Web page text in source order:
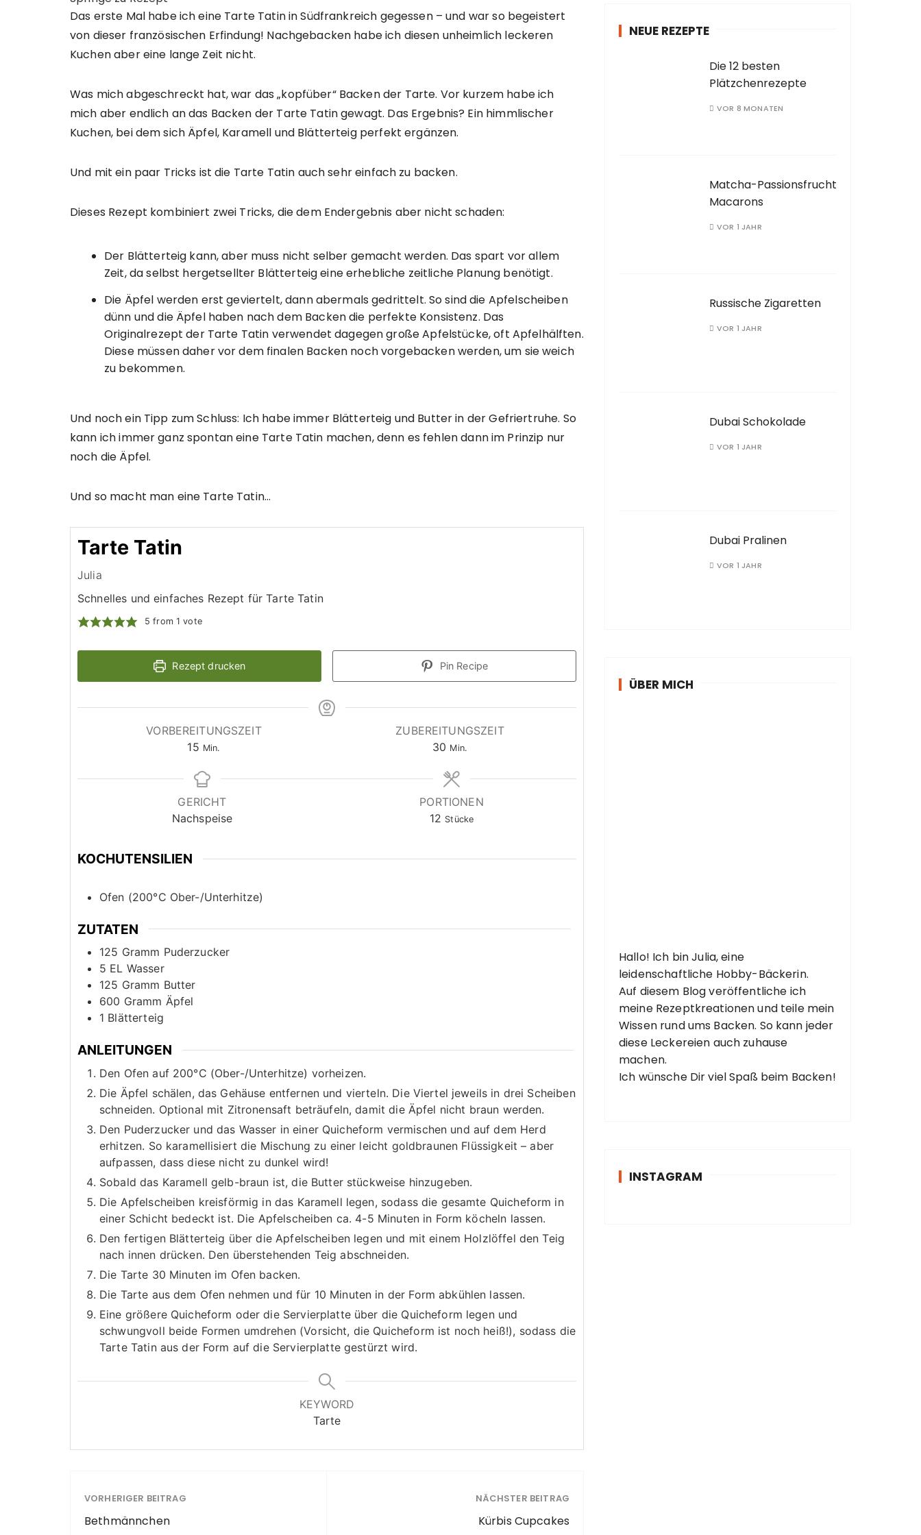
Das erste Mal habe ich eine Tarte Tatin in Südfrankreich gegessen – und war so begeistert
von dieser französischen Erfindung! Nachgebacken habe ich diesen unheimlich leckeren
Kuchen aber eine lange Zeit nicht.
Was mich abgeschreckt hat, war das „kopfüber“ Backen der Tarte. Vor kurzem habe ich
mich aber endlich an das Backen der Tarte Tatin gewagt. Das Ergebnis? Ein himmlischer
Kuchen, bei dem sich Äpfel, Karamell und Blätterteig perfekt ergänzen.
Und mit ein paar Tricks ist die Tarte Tatin auch sehr einfach zu backen.
Dieses Rezept kombiniert zwei Tricks, die dem Endergebnis aber nicht schaden:
Der Blätterteig kann, aber muss nicht selber gemacht werden. Das spart vor allem
Zeit, da selbst hergetsellter Blätterteig eine erhebliche zeitliche Planung benötigt.
Die Äpfel werden erst geviertelt, dann abermals gedrittelt. So sind die Apfelscheiben
dünn und die Äpfel haben nach dem Backen die perfekte Konsistenz. Das
Originalrezept der Tarte Tatin verwendet dagegen große Apfelstücke, oft Apfelhälften.
Diese müssen daher vor dem finalen Backen noch vorgebacken werden, um sie weich
zu bekommen.
Und noch ein Tipp zum Schluss: Ich habe immer Blätterteig und Butter in der Gefriertruhe. So
kann ich immer ganz spontan eine Tarte Tatin machen, denn es fehlen dann im Prinzip nur
noch die Äpfel.
Und so macht man eine Tarte Tatin…
Tarte Tatin
Julia
Schnelles und einfaches Rezept für Tarte Tatin
5 from 1 vote
Rezept drucken Pin Recipe
VORBEREITUNGSZEIT
15M
n
u
Min.
ZUBEREITUNGSZEIT
30 M
n
u
t
Min.
GERICHT
Nachspeise
PORTIONEN
12 Stücke
KOCHUTENSILIEN
Ofen (200°C Ober-/Unterhitze)
ZUTATEN
125 Gramm Puderzucker
5 EL Wasser
125 Gramm Butter
600 Gramm Äpfel
1 Blätterteig
ANLEITUNGEN
Den Ofen auf 200°C (Ober-/Unterhitze) vorheizen.
Die Äpfel schälen, das Gehäuse entfernen und vierteln. Die Viertel jeweils in drei Scheiben
schneiden. Optional mit Zitronensaft beträufeln, damit die Äpfel nicht braun werden.
Den Puderzucker und das Wasser in einer Quicheform vermischen und auf dem Herd
erhitzen. So karamellisiert die Mischung zu einer leicht goldbraunen Flüssigkeit – aber
aufpassen, dass diese nicht zu dunkel wird!
Sobald das Karamell gelb-braun ist, die Butter stückweise hinzugeben.
Die Apfelscheiben kreisförmig in das Karamell legen, sodass die gesamte Quicheform in
einer Schicht bedeckt ist. Die Apfelscheiben ca. 4-5 Minuten in Form köcheln lassen.
Den fertigen Blätterteig über die Apfelscheiben legen und mit einem Holzlöffel den Teig
nach innen drücken. Den überstehenden Teig abschneiden.
Die Tarte 30 Minuten im Ofen backen.
Die Tarte aus dem Ofen nehmen und für 10 Minuten in der Form abkühlen lassen.
Eine größere Quicheform oder die Servierplatte über die Quicheform legen und
schwungvoll beide Formen umdrehen (Vorsicht, die Quicheform ist noch heiß!), sodass die
Tarte Tatin aus der Form auf die Servierplatte gestürzt wird.
KEYWORD
Tarte
VORHERIGER BEITRAG
Bethmännchen
NÄCHSTER BEITRAG
Kürbis Cupcakes
NEUE REZEPTE
Die 12 besten
Plätzchenrezepte
VOR 8 MONATEN
Matcha-Passionsfrucht
Macarons
VOR 1 JAHR
Russische Zigaretten
VOR 1 JAHR
Dubai Schokolade
VOR 1 JAHR
Dubai Pralinen
VOR 1 JAHR
ÜBER MICH
Hallo! Ich bin Julia, eine
leidenschaftliche Hobby-Bäckerin.
Auf diesem Blog veröffentliche ich
meine Rezeptkreationen und teile mein
Wissen rund ums Backen. So kann jeder
diese Leckereien auch zuhause
machen.
Ich wünsche Dir viel Spaß beim Backen!
INSTAGRAM